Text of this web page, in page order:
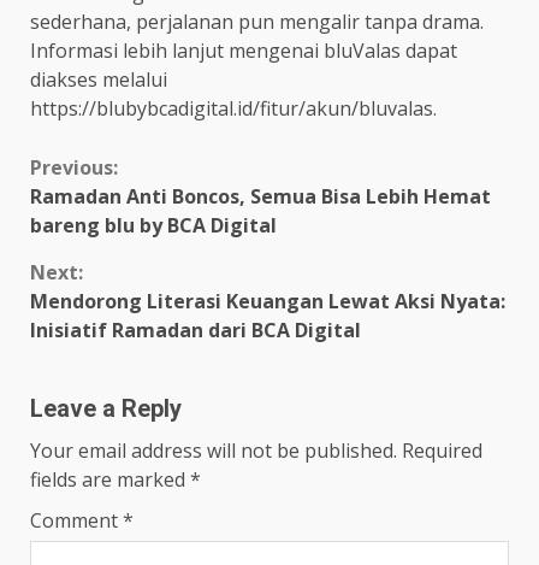
sederhana, perjalanan pun mengalir tanpa drama.
Informasi lebih lanjut mengenai bluValas dapat
diakses melalui
https://blubybcadigital.id/fitur/akun/bluvalas.
Continue
Reading
Previous:
Ramadan Anti Boncos, Semua Bisa Lebih Hemat
bareng blu by BCA Digital
Next:
Mendorong Literasi Keuangan Lewat Aksi Nyata:
Inisiatif Ramadan dari BCA Digital
Leave a Reply
Your email address will not be published. Required
fields are marked *
Comment*